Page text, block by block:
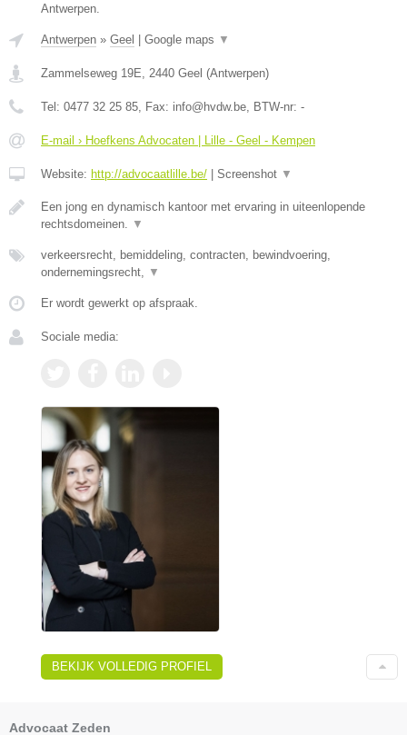
Antwerpen.
Antwerpen » Geel | Google maps ▼
Zammelseweg 19E 2440 Geel (Antwerpen)
Tel: 0477 32 25 85 , Fax: info@hvdw.be , BTW-nr: -
E-mail › Hoefkens Advocaten | Lille - Geel - Kempen
Website: http://advocaatlille.be/ | Screenshot ▼
Een jong en dynamisch kantoor met ervaring in uiteenlopende
rechtsdomeinen.
▼
verkeersrecht, bemiddeling, contracten, bewindvoering,
ondernemingsrecht,
▼
Er wordt gewerkt op afspraak.
Sociale media:
BEKIJK VOLLEDIG PROFIEL
Advocaat Zeden